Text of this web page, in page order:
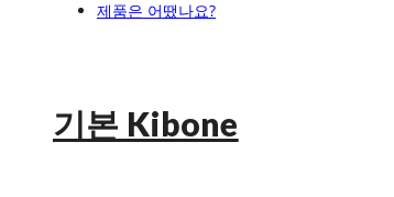
제품은 어땠나요?
기본 Kibone